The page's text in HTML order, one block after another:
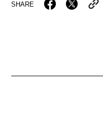
SHARE